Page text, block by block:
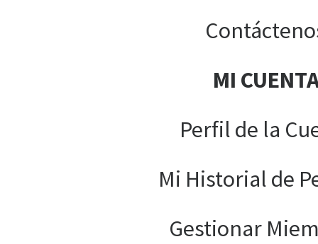
MI
Perfil de la
Mi Historial de
Gestionar